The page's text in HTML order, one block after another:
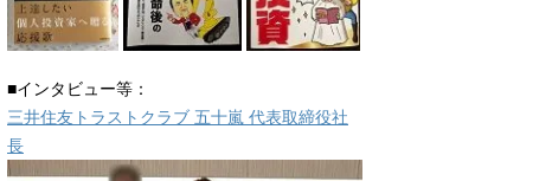
■インタビュー等：
三井住友トラストクラブ 五十嵐 代表取締役社
長